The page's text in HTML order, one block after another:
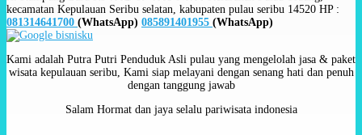
kecamatan Kepulauan Seribu selatan, kabupaten pulau seribu 14520 HP :
081314641700 (WhatsApp) 085891401955 (WhatsApp)
Kami adalah Putra Putri Penduduk Asli pulau yang mengelolah jasa & paket
wisata kepulauan seribu, Kami siap melayani dengan senang hati dan penuh
dengan tanggung jawab
Salam Hormat dan jaya selalu pariwisata indonesia